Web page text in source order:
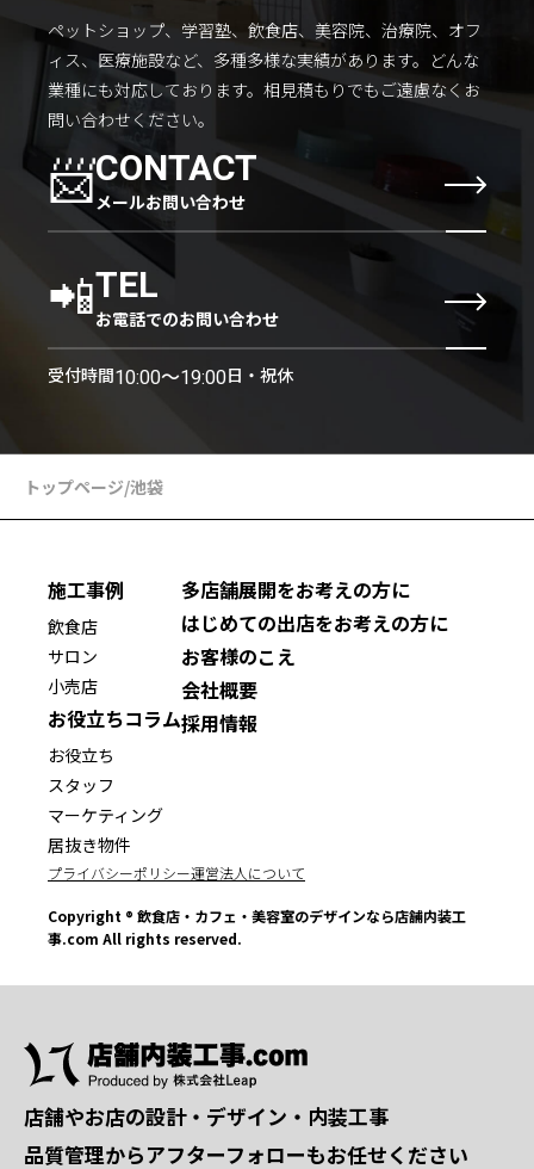
ペットショップ、学習塾、飲食店、美容院、治療院、オフ
ィス、医療施設など、多種多様な実績があります。 どんな
業種にも対応しております。 相見積もりでもご遠慮なくお
問い合わせください。
📨CONTACT
メールお問い合わせ
📲TEL
お電話でのお問い合わせ
受付時間10:00〜19:00日・祝休
トップページ/池袋
施工事例
飲食店
サロン
小売店
お役立ちコラム
お役立ち
スタッフ
マーケティング
居抜き物件
多店舗展開をお考えの方に
はじめての出店をお考えの方に
お客様のこえ
会社概要
採用情報
プライバシーポリシー運営法人について
Copyright ® 飲食店・カフェ・美容室のデザインなら店舗内装工
事.com All rights reserved.
店舗やお店の設計・デザイン・内装工事
品質管理からアフターフォローもお任せください